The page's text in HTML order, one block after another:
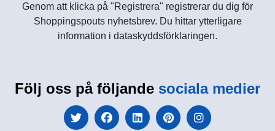
Genom att klicka på "Registrera" registrerar du dig för
Shoppingspouts nyhetsbrev. Du hittar ytterligare
information i dataskyddsförklaringen.
Följ oss på följande sociala medier